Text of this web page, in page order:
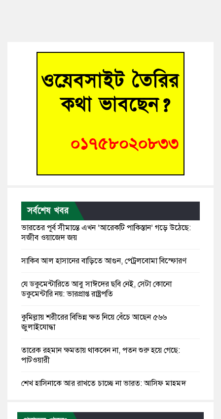
সর্বশেষ খবর
ভারতের পূর্ব সীমান্তে এখন ‘আরেকটি পাকিস্তান’ গড়ে উঠেছে:
সজীব ওয়াজেদ জয়
সাকিব আল হাসানের বাড়িতে আগুন, পেট্রলবোমা বিস্ফোরণ
যে ডকুমেন্টারিতে আবু সাঈদের ছবি নেই, সেটা কোনো
ডকুমেন্টারি নয়: ভারপ্রাপ্ত রাষ্ট্রপতি
কুমিল্লায় শরীরের বিভিন্ন ক্ষত নিয়ে বেঁচে আছেন ৫৬৬
জুলাইযোদ্ধা
তারেক রহমান ক্ষমতায় থাকবেন না, পতন শুরু হয়ে গেছে:
পাটওয়ারী
শেখ হাসিনাকে আর রাখতে চাচ্ছে না ভারত: আসিফ মাহমুদ
ইউনূস